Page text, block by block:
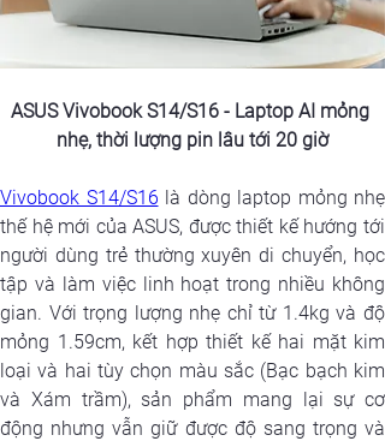
ASUS Vivobook S14/S16 - Laptop AI mỏng
nhẹ, thời lượng pin lâu tới 20 giờ
Vivobook S14/S16 là dòng laptop mỏng nhẹ
thế hệ mới của ASUS, được thiết kế hướng tới
người dùng trẻ thường xuyên di chuyển, học
tập và làm việc linh hoạt trong nhiều không
gian. Với trọng lượng nhẹ chỉ từ 1.4kg và độ
mỏng 1.59cm, kết hợp thiết kế hai mặt kim
loại và hai tùy chọn màu sắc (Bạc bạch kim
và Xám trầm), sản phẩm mang lại sự cơ
động nhưng vẫn giữ được độ sang trọng và